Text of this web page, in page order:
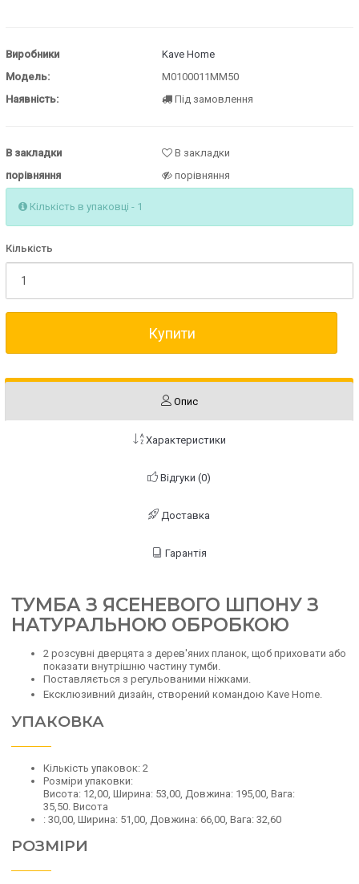
Виробники
Kave Home
Модель:
M0100011MM50
Наявність:
Під замовлення
В закладки
В закладки
порівняння
порівняння
Кількість в упаковці - 1
Кількість
Купити
Опис
Характеристики
Відгуки (0)
Доставка
Гарантія
ТУМБА З ЯСЕНЕВОГО ШПОНУ З
НАТУРАЛЬНОЮ ОБРОБКОЮ
2 розсувні дверцята з дерев'яних планок, щоб приховати або
показати внутрішню частину тумби.
Поставляється з регульованими ніжками.
Ексклюзивний дизайн, створений командою Kave Home.
УПАКОВКА
Кількість упаковок: 2
Розміри упаковки:
Висота: 12,00, Ширина: 53,00, Довжина: 195,00, Вага:
35,50. Висота
: 30,00, Ширина: 51,00, Довжина: 66,00, Вага: 32,60
РОЗМІРИ